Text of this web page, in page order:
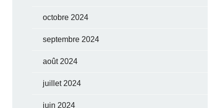
octobre 2024
septembre 2024
août 2024
juillet 2024
juin 2024